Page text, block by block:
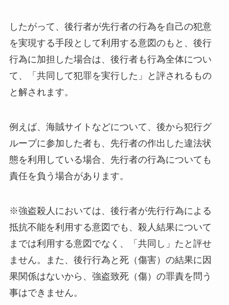
したがって、後行者が先行者の行為を自己の犯意
を実現する手段として利用する意図のもと、後行
行為に加担した場合は、後行者も行為全体につい
て、「共同して犯罪を実行した」と評されるもの
と解されます。
例えば、海賊サイトなどについて、後から犯行グ
ループに参加した者も、先行者の作出した違法状
態を利用している場合、先行者の行為についても
責任を負う場合があります。
※強盗殺人においては、後行者が先行行為による
抵抗不能を利用する意図でも、殺人結果について
までは利用する意図でなく、「共同し」たと評せ
ません。また、後行行為と死（傷害）の結果に因
果関係はないから、強盗致死（傷）の罪責を問う
事はできません。